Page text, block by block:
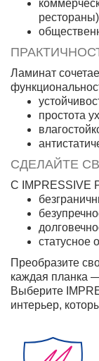
Ламинат
простота
СДЕЛАЙТЕ
С IMPRESSIVE
статусное
Преобразите
каждая планка
Выберите
интерьер,